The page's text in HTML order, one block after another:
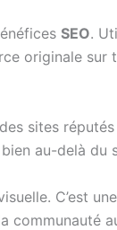
SEO.
originale sur
sites
au-delà du
C’est une
communauté